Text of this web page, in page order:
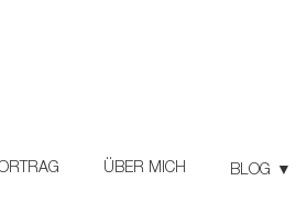
ÜBER MICH BLOG